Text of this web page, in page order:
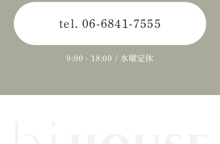
tel. 06-6841-7555
9:00 - 18:00 / 水曜定休